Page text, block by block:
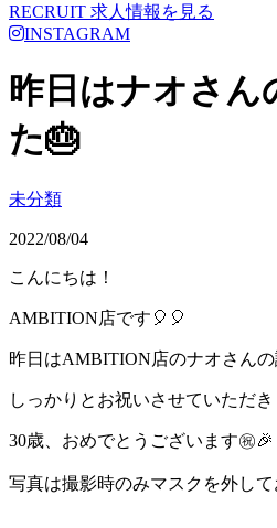
RECRUIT 求人情報を見る
INSTAGRAM
昨日はナオさん
た🎂
未分類
2022/08/04
こんにちは！
AMBITION店です🎈🎈
昨日はAMBITION店のナオさん
しっかりとお祝いさせていただき
30歳、おめでとうございます㊗️🎉
写真は撮影時のみマスクを外して